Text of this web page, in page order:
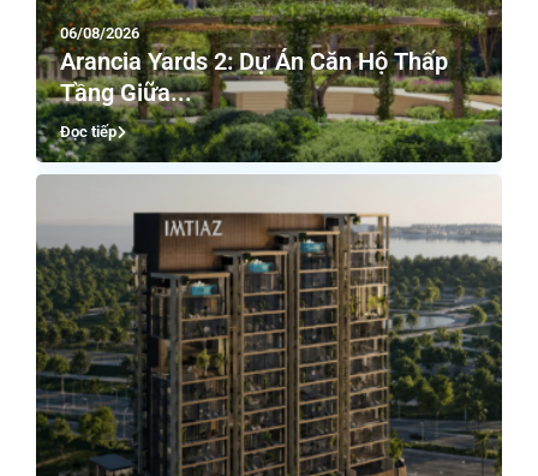
06/08/2026
Arancia Yards 2: Dự Án Căn Hộ Thấp
Tầng Giữa...
Đọc tiếp